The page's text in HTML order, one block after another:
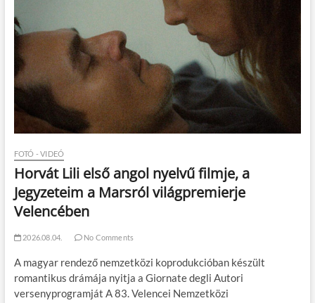
FOTÓ - VIDEÓ
Horvát Lili első angol nyelvű filmje, a
Jegyzeteim a Marsról világpremierje
Velencében
2026.08.04. No Comments
A magyar rendező nemzetközi koprodukcióban készült
romantikus drámája nyitja a Giornate degli Autori
versenyprogramját A 83. Velencei Nemzetközi